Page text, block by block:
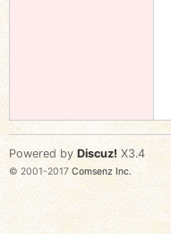
Powered by Discuz! X3.4
© 2001-2017 Comsenz Inc.